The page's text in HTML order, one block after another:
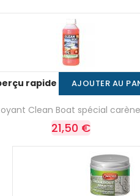
rapide AJOUTER AU
Clean Boat spécial carène
21,50 €